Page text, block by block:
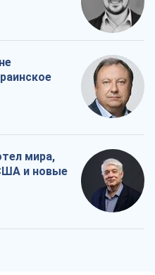
мира,
и новые